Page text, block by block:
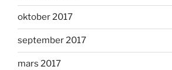
oktober 2017
september 2017
mars 2017